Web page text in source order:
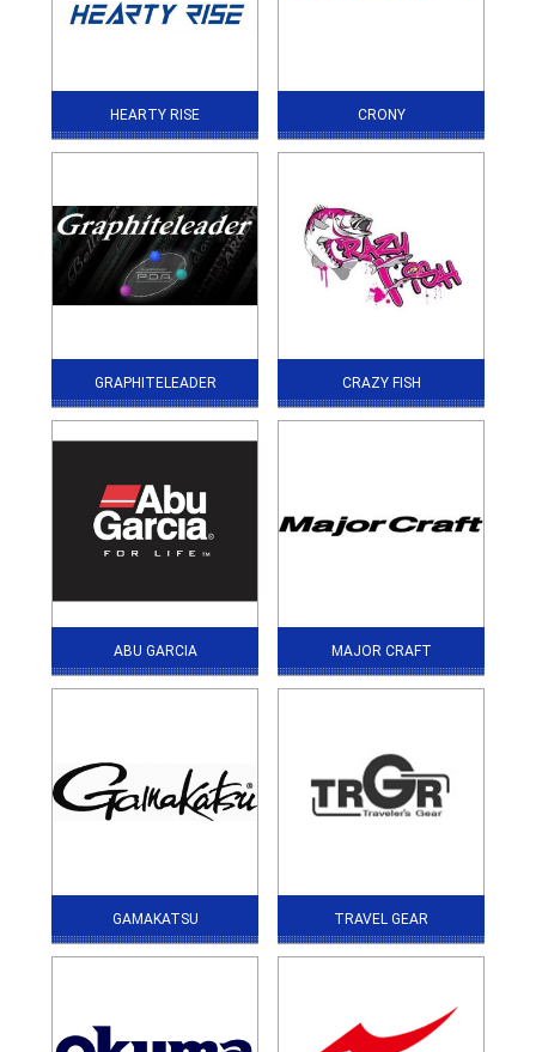
HEARTY RISE CRONY
GRAPHITELEADER CRAZY FISH
ABU GARCIA MAJOR CRAFT
GAMAKATSU TRAVEL GEAR